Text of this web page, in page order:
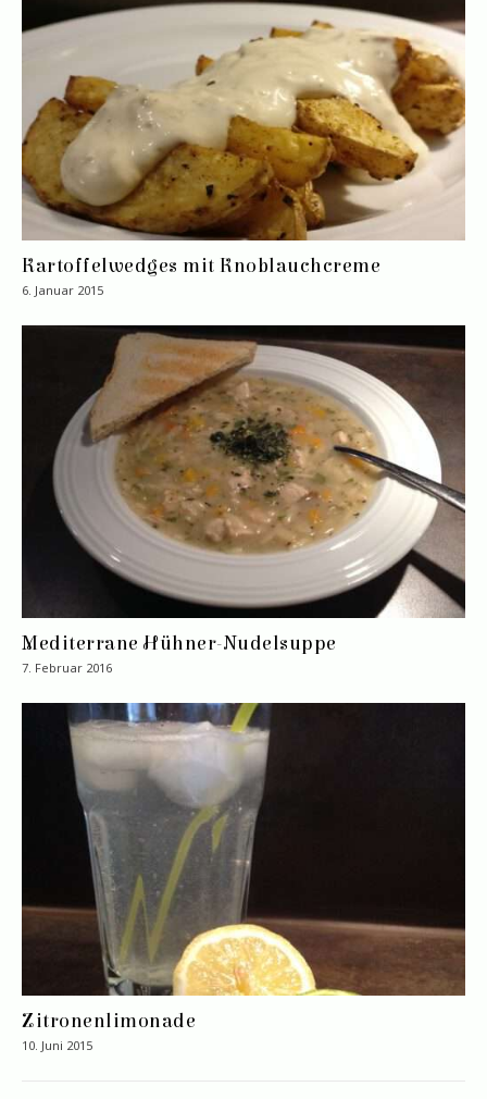
Kartoffelwedges mit Knoblauchcreme
6. Januar 2015
Mediterrane Hühner-Nudelsuppe
7. Februar 2016
Zitronenlimonade
10. Juni 2015